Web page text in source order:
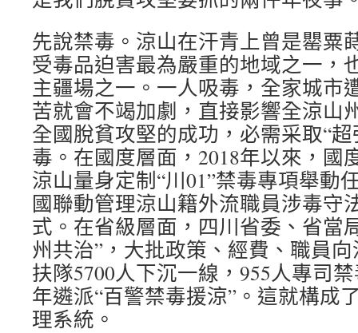
先說禁毒。涼山在汗青上曾是罌粟
受毒品迫害最為嚴重的地域之一，
主疆場之一。一人吸毒，全家城市
苦就會不竭加劇，直接影響全涼山
全國脫貧攻堅的成功，必需采取“
毒。在國度層面，2018年以來，國
涼山量身定制“川01”禁毒專項舉動
國聯動管理涼山籍外流職員涉毒守
式。在省級層面，四川省委、省當
州共治”，大批政策、經費、職員
扶隊5700人下沉一線，955人專司
年遴派“百警禁毒援涼”。這就構成
理系統。